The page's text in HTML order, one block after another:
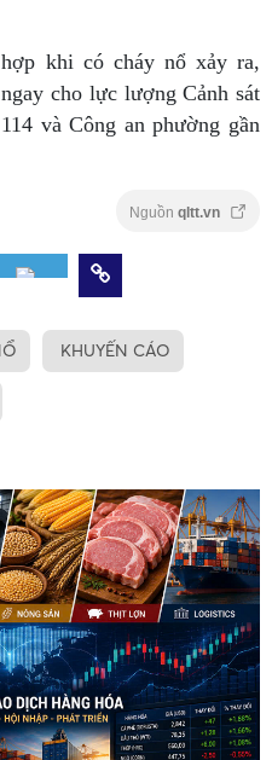
khi có cháy nổ xảy ra,
cho lực lượng Cảnh sát
và Công an phường gần
Nguồn qltt.vn
KHUYẾN CÁO